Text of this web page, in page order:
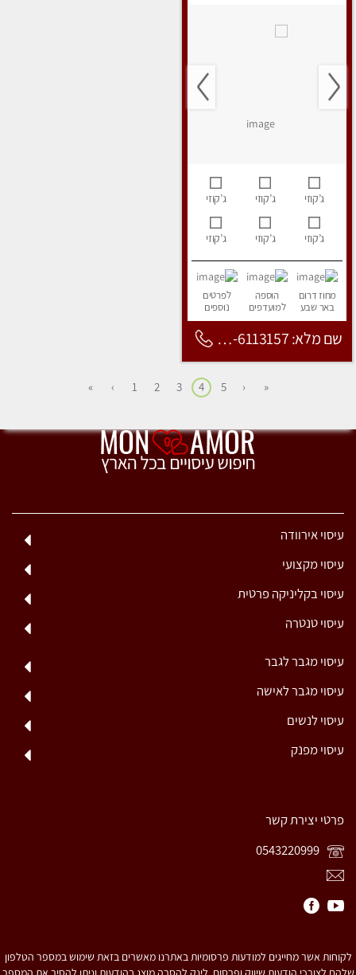
ג’קוזי ג’קוזי ג’קוזי
ג’קוזי ג’קוזי ג’קוזי
מחוז דרום
באר שבע
הוספה
למועדפים
לפרטים
נוספים
שם מלא: 053-6113157
«
‹
5
4
3
2
1
›
»
עיסוי אירוודה
עיסוי מקצועי
עיסוי בקליניקה פרטית
עיסוי טנטרה
עיסוי מגבר לגבר
עיסוי מגבר לאישה
עיסוי לנשים
עיסוי מפנק
פרטי יצירת קשר
לקוחות אשר מחייגים למודעות פרסומיות באתרנו מאשרים בזאת שימוש במספר הטלפון